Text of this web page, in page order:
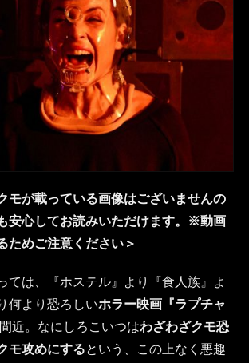
モが載っている画像はございませんの
安心してお読みいただけます。※動画
ためご注意ください＞
ては、『ホステル』より『食人族』よ
何より恐ろしいホラー映画『ラプチャ
近。なにしろこいつはわざわざクモ恐
モ攻めにするという、この上なく悪趣